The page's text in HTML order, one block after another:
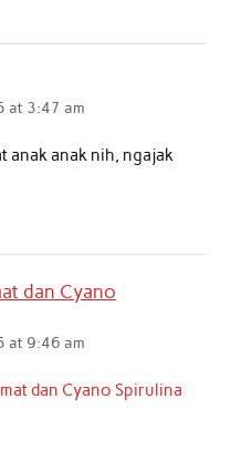
at 3:47 am
anak anak nih, ngajak
dan Cyano
at 9:46 am
dan Cyano Spirulina